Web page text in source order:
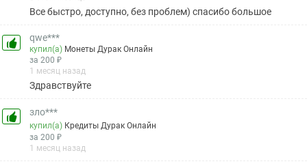
Все быстро, доступно, без проблем) спасибо большое
qwe***
купил(а) Монеты Дурак Онлайн
за 200 ₽
1 месяц назад
Здравствуйте
зло***
купил(а) Кредиты Дурак Онлайн
за 200 ₽
1 месяц назад